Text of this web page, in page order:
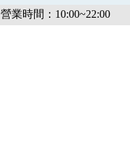
營業時間：10:00~22:00